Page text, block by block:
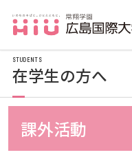
課外活動
STUDENTS
在学生の方へ
在学生の方へ